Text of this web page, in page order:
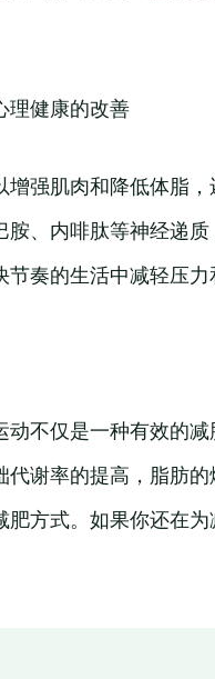
理健康的改善
增强肌肉和降低体脂
胺、内啡肽等神经递
奏的生活中减轻压力
动不仅是一种有效的
代谢率的提高，脂肪
肥方式。如果你还在